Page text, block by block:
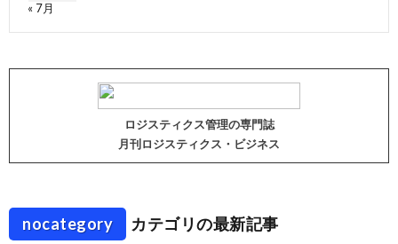
« 7月
ロジスティクス管理の専門誌
月刊ロジスティクス・ビジネス
nocategory カテゴリの最新記事